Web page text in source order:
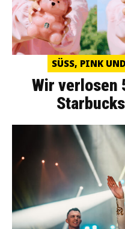
SÜSS, PINK
Wir verlosen